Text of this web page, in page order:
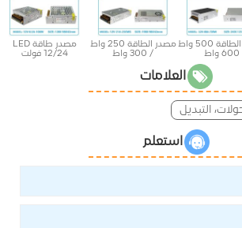
مصدر الطاقة 500 واط
600 واط
مصدر الطاقة 250 واط
مصدر طاقة LED
12/24 فولت
العلامات
التبديل
استعلم